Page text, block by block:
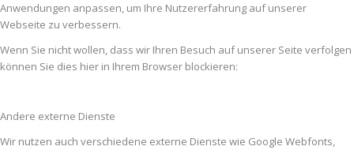
Anwendungen anpassen, um Ihre Nutzererfahrung auf unserer
Webseite zu verbessern.
Wenn Sie nicht wollen, dass wir Ihren Besuch auf unserer Seite verfolgen
können Sie dies hier in Ihrem Browser blockieren:
Andere externe Dienste
Wir nutzen auch verschiedene externe Dienste wie Google Webfonts,